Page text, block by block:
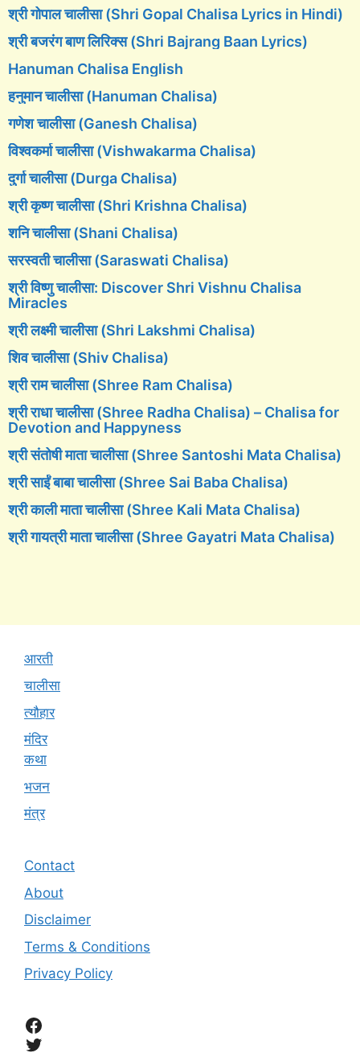
श्री गोपाल चालीसा (Shri Gopal Chalisa Lyrics in Hindi)
श्री बजरंग बाण लिरिक्स (Shri Bajrang Baan Lyrics)
Hanuman Chalisa English
हनुमान चालीसा (Hanuman Chalisa)
गणेश चालीसा (Ganesh Chalisa)
विश्वकर्मा चालीसा (Vishwakarma Chalisa)
दुर्गा चालीसा (Durga Chalisa)
श्री कृष्ण चालीसा (Shri Krishna Chalisa)
शनि चालीसा (Shani Chalisa)
सरस्वती चालीसा (Saraswati Chalisa)
श्री विष्णु चालीसा: Discover Shri Vishnu Chalisa
Miracles
श्री लक्ष्मी चालीसा (Shri Lakshmi Chalisa)
शिव चालीसा (Shiv Chalisa)
श्री राम चालीसा (Shree Ram Chalisa)
श्री राधा चालीसा (Shree Radha Chalisa) – Chalisa for
Devotion and Happyness
श्री संतोषी माता चालीसा (Shree Santoshi Mata Chalisa)
श्री साईं बाबा चालीसा (Shree Sai Baba Chalisa)
श्री काली माता चालीसा (Shree Kali Mata Chalisa)
श्री गायत्री माता चालीसा (Shree Gayatri Mata Chalisa)
आरती
चालीसा
त्यौहार
मंदिर
कथा
भजन
मंत्र
Contact
About
Disclaimer
Terms & Conditions
Privacy Policy
Facebook
Twitter